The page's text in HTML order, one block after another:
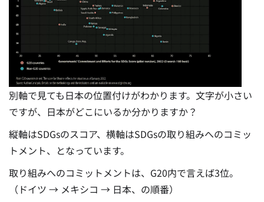
別軸で見ても日本の位置付けがわかります。文字が小さい
ですが、日本がどこにいるか分かりますか？
縦軸はSDGsのスコア、横軸はSDGsの取り組みへのコミッ
トメント、となっています。
取り組みへのコミットメントは、G20内で言えば3位。
（ドイツ → メキシコ → 日本、の順番）